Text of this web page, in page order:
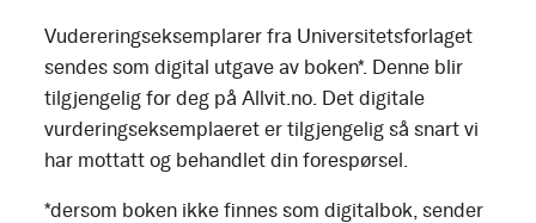
Vudereringseksemplarer fra Universitetsforlaget
sendes som digital utgave av boken*. Denne blir
tilgjengelig for deg på Allvit.no. Det digitale
vurderingseksemplaeret er tilgjengelig så snart vi
har mottatt og behandlet din forespørsel.
*dersom boken ikke finnes som digitalbok, sender